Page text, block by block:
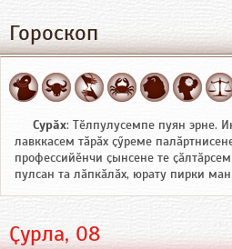
Гороскоп
Сурӑх: Тӗлпулусемпе пуян эрне.
лавккасем тӑрӑх ҫӳреме
профессийӗнчи ҫынсене те
пулсан та лӑпкӑлӑх, юрату пирки
Ҫурла, 08